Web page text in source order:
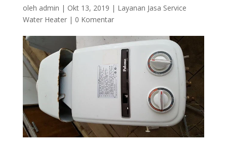
oleh admin | Okt 13, 2019 | Layanan Jasa Service
Water Heater| 0 Komentar